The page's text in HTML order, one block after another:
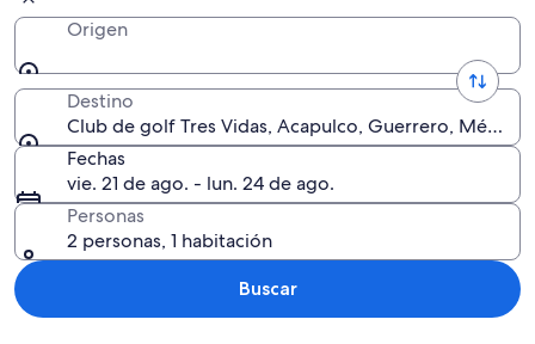
Origen
Destino
Club de golf Tres Vidas, Acapulco, Guerrero, México
Fechas
vie. 21 de ago. - lun. 24 de ago.
Personas
2 personas, 1 habitación
Buscar